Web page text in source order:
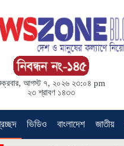
আগস্ট ৭, ২০২৬ ২৩:০৪ pm
২৩ শ্রাবণ ১৪৩৩
ভিডিও বাংলাদেশ জাতীয়